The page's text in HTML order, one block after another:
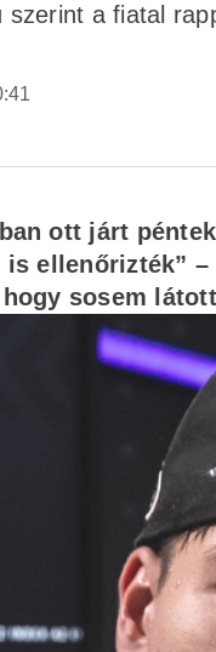
szerint a fiatal
ott járt
ellenőrizték”
sosem